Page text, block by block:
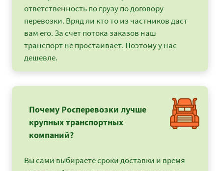
ответственность по грузу по договору
перевозки. Вряд ли кто то из частников даст
вам его. За счет потока заказов наш
транспорт не простаивает. Поэтому у нас
дешевле.
Почему Росперевозки лучше
крупных транспортных
компаний?
Вы сами выбираете сроки доставки и время